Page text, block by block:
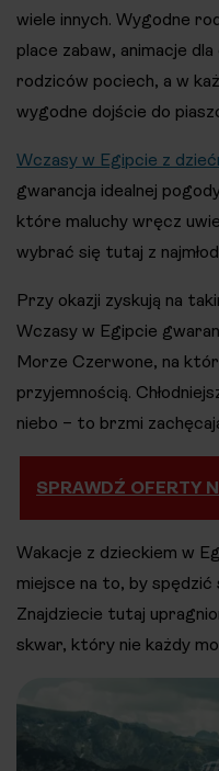
wiele innych. Wygodne
place zabaw, animacje
rodziców pociech, a w
wygodne dojście do
Wczasy w Egipcie z
gwarancja idealnej
które maluchy wręcz
wybrać się tutaj z
Przy okazji zyskują na
Wczasy w Egipcie
Morze Czerwone, na
przyjemnością.
niebo – to brzmi
SPRAWDŹ OFERTY
Wakacje z dzieckiem w
miejsce na to, by spędzić
Znajdziecie tutaj
skwar, który nie każdy